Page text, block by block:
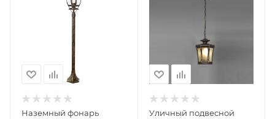
Наземный фонарь
Уличный подвесной